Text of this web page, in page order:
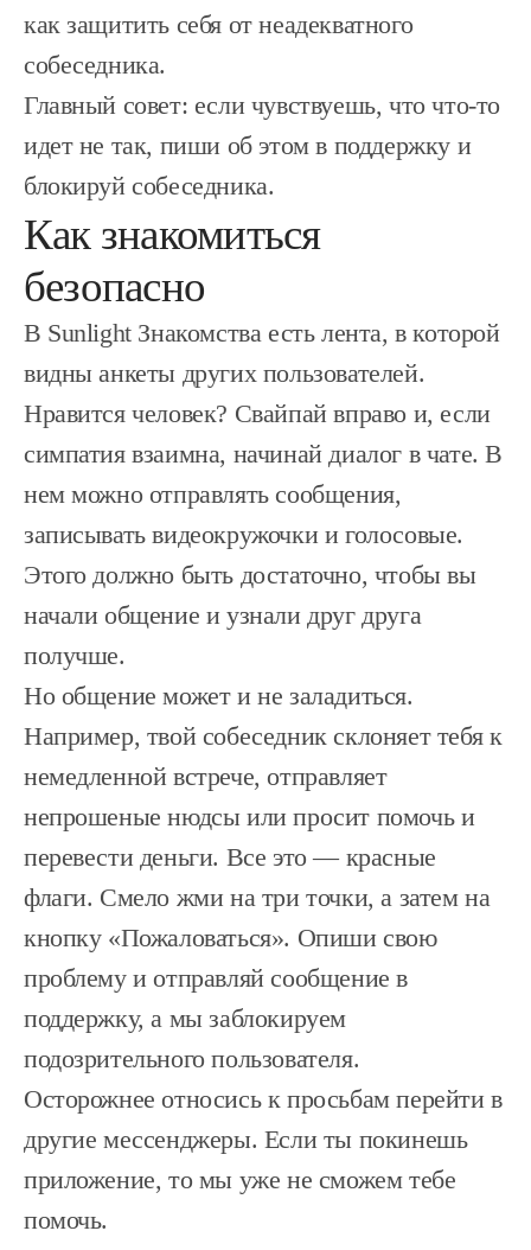
как защитить себя от неадекватного
собеседника.
Главный совет: если чувствуешь, что что-то
идет не так, пиши об этом в поддержку и
блокируй собеседника.
Как знакомиться
безопасно
В Sunlight Знакомства есть лента, в которой
видны анкеты других пользователей.
Нравится человек? Свайпай вправо и, если
симпатия взаимна, начинай диалог в чате. В
нем можно отправлять сообщения,
записывать видеокружочки и голосовые.
Этого должно быть достаточно, чтобы вы
начали общение и узнали друг друга
получше.
Но общение может и не заладиться.
Например, твой собеседник склоняет тебя к
немедленной встрече, отправляет
непрошеные нюдсы или просит помочь и
перевести деньги. Все это — красные
флаги. Смело жми на три точки, а затем на
кнопку «Пожаловаться». Опиши свою
проблему и отправляй сообщение в
поддержку, а мы заблокируем
подозрительного пользователя.
Осторожнее относись к просьбам перейти в
другие мессенджеры. Если ты покинешь
приложение, то мы уже не сможем тебе
помочь.